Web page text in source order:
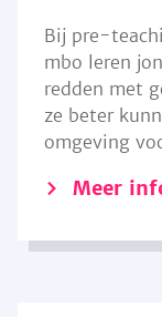
Bij pre-
mbo leren
redden met
ze beter
omgeving
Meer